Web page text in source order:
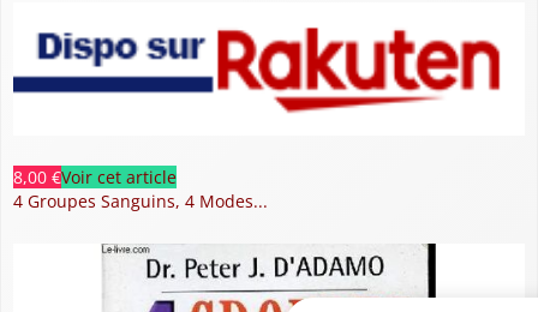
8,00 €Voir cet article
4 Groupes Sanguins, 4 Modes...